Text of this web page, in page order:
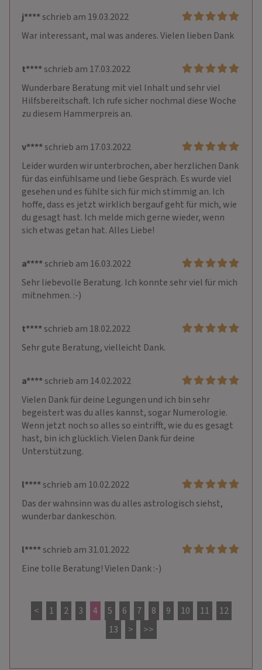
j****schrieb am 19.03.2022
War interessant, mal was anderes. Vielen lieben Dank
t****schrieb am 17.03.2022
Wunderbare Beratung mit viel Inhalt und sehr viel
Hilfsbereitschaft. Ich rufe sicher nochmal diese Woche
zu diesem Hammerpreis an.
v****schrieb am 17.03.2022
Leider wurden wir unterbrochen, aber herzlichen Dank
für das einfühlsame und liebe Gespräch. Es wurde viel
gesehen und es fühlte sich für mich stimmig an. Ich
hoffe, dass es jetzt wirklich bergauf geht für mich, wie
du gesagt hast. Ich melde mich gerne wieder, wenn
sich etwas getan hat. Alles Liebe!
a****schrieb am 16.03.2022
Sehr liebevolle Beratung. Ich konnte sehr viel für mich
mitnehmen. :-)
t****schrieb am 18.02.2022
Sehr gute Beratung, vielleicht Dank.
a****schrieb am 14.02.2022
Vielen Dank für deine Legungen und ich bin sehr
begeistert was du alles kannst, sogar Numerologie.
Wenn jetzt noch so alles so eintrifft, wie du es gesagt
hast, bin ich glücklich. Vielen Dank für deine
Unterstützung.
l****schrieb am 10.02.2022
Das der wahnsinn was du alles astrologisch siehst,
wunderbar dankeschön.
l****schrieb am 31.01.2022
Eine tolle Beratung! Vielen Dank :-)
< 1 2 3 4 5 6 7 8 9 10 11
12
13
> >>